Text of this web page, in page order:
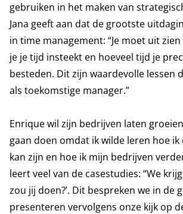
gebruiken in het maken van
Jana geeft aan dat de grootste
in time management: “Je moet uit
je je tijd insteekt en hoeveel tijd je
besteden. Dit zijn waardevolle lessen
als toekomstige manager.”
Enrique wil zijn bedrijven laten
gaan doen omdat ik wilde leren hoe
kan zijn en hoe ik mijn bedrijven
leert veel van de casestudies: “We
zou jij doen?’. Dit bespreken we in de
presenteren vervolgens onze kijk op